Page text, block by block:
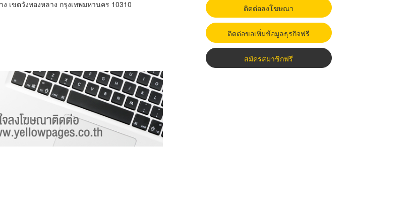
เขตวังทองหลาง กรุงเทพมหานคร 10310
ติดต่อลงโฆษณา
ติดต่อขอเพิ่มข้อมูลธุรกิจฟรี
สมัครสมาชิกฟรี